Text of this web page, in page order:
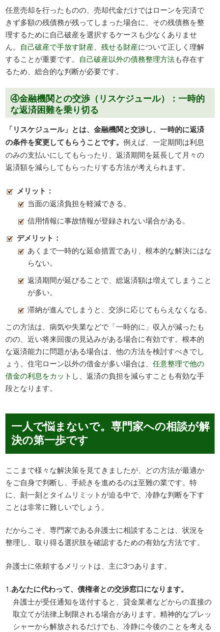
任意売却を行ったものの、売却代金だけではローンを完済で
きず多額の残債務が残ってしまった場合に、その残債務を整
理するために自己破産を選択するケースも少なくありませ
ん。 自己破産で手放す財産、残せる財産について正しく理解
することが重要です。 自己破産以外の債務整理方法も存在す
るため、総合的な判断が必要です。
④金融機関との交渉（リスケジュール）：一時的
な返済困難を乗り切る
「リスケジュール」とは、金融機関と交渉し、一時的に返済
の条件を変更してもらうことです。例えば、一定期間は利息
のみの支払いにしてもらったり、返済期間を延長して月々の
返済額を減らしてもらったりする方法が考えられます。
メリット：
当面の返済負担を軽減できる。
信用情報に事故情報が登録されない場合がある。
デメリット：
あくまで一時的な延命措置であり、根本的な解決にはな
らない。
返済期間が延びることで、総返済額は増えてしまうこと
が多い。
滞納が進んでしまうと、交渉に応じてもらえなくなる。
この方法は、病気や失業などで「一時的に」収入が減ったも
のの、近い将来回復の見込みがある場合に有効です。根本的
な返済能力に問題がある場合は、他の方法を検討すべきでし
ょう。住宅ローン以外の借金が多い場合は、任意整理で他の
借金の利息をカット し、返済の負担を減らすことも有効な手
段となります。
一人で悩まないで。専門家への相談が解
決の第一歩です
ここまで様々な解決策を見てきましたが、どの方法が最適か
をご自身で判断し、手続きを進めるのは至難の業です。特
に、刻一刻とタイムリミットが迫る中で、冷静な判断を下す
ことは非常に難しいでしょう。
だからこそ、専門家である弁護士に相談することは、状況を
整理し、取り得る選択肢を確認するための有効な方法です。
弁護士に依頼するメリットは、主に3つあります。
あなたに代わって、債権者との交渉窓口になります。
弁護士が受任通知を送付すると、貸金業者などからの直接の
取立てが法律上制限される場合があります。精神的なプレッ
シャーから解放されるだけでも、冷静に今後のことを考える